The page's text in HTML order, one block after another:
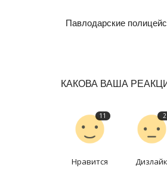
Павлодарские
КАКОВА ВАША
11
Нравится
2
Дизлайк